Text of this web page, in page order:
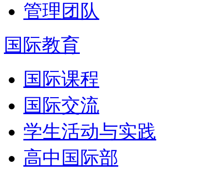
管理团队
国际教育
国际课程
国际交流
学生活动与实践
高中国际部